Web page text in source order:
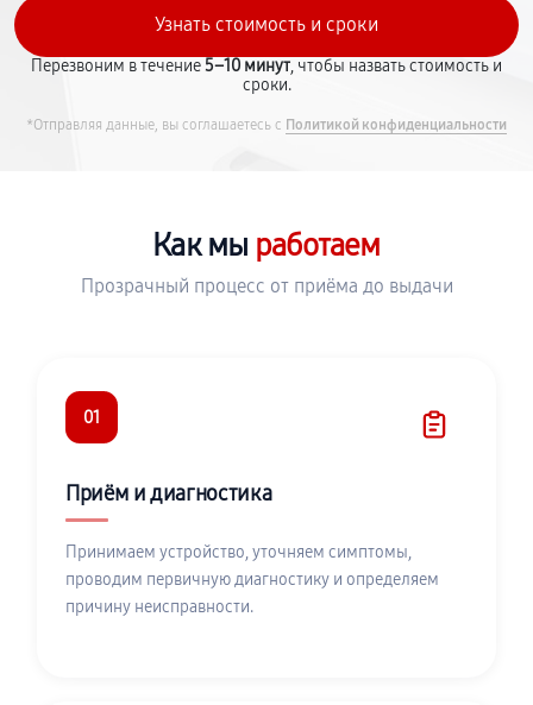
Перезвоним в течение5–10 минут, чтобы назвать стоимость и
сроки.
*Отправляя данные, вы соглашаетесь с Политикой конфиденциальности
Как мы работаем
Прозрачный процесс от приёма до выдачи
01
Приём и диагностика
Принимаем устройство, уточняем симптомы,
проводим первичную диагностику и определяем
причину неисправности.